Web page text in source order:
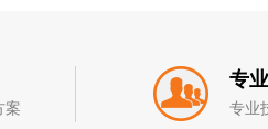
案
专
专业